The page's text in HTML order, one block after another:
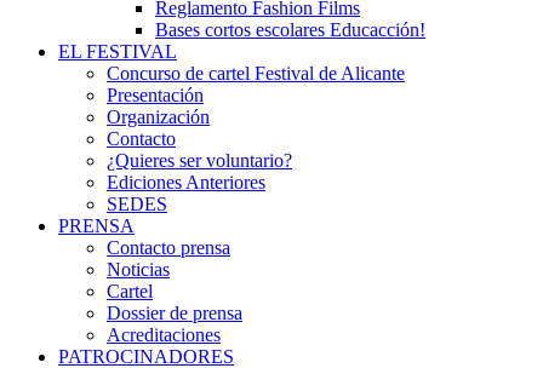
Reglamento Fashion Films
Bases cortos escolares Educacción!
EL FESTIVAL
Concurso de cartel Festival de Alicante
Presentación
Organización
Contacto
¿Quieres ser voluntario?
Ediciones Anteriores
SEDES
PRENSA
Contacto prensa
Noticias
Cartel
Dossier de prensa
Acreditaciones
PATROCINADORES